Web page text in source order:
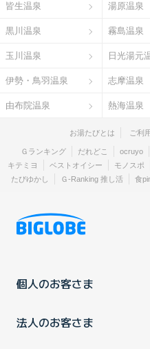
皆生温泉 湯原温泉
黒川温泉 霧島温泉
玉川温泉 日光湯元
伊勢・鳥羽温泉 志摩温泉
由布院温泉 熱海温泉
お湯たびとは ご利
Ｇランキング だれどこ ocruyo
キテミヨ
ベストオイシー モノスポ
たびゆかし
Ｇ-Ranking 推し活 食
個人のお客さま
法人のお客さま